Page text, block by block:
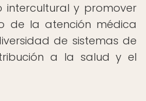
y promover
de la atención médica
de sistemas de
a la salud y el